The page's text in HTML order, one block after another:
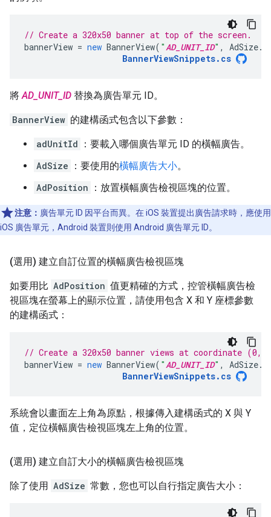
// Create a 320x50 banner at top of the screen.
bannerView = new BannerView( "AD_UNIT_ID" , AdSize.
BannerViewSnippets. cs
將AD_UNIT_ID 替換為廣告單元 ID。
BannerView 的建構函式包含以下參數：
adUnitId
：要載入哪個廣告單元 ID 的橫幅廣告。
AdSize
：要使用的橫幅廣告大小。
AdPosition
：放置橫幅廣告檢視區塊的位置。
注意： 廣告單元 ID 因平台而異。在 iOS 裝置提出廣告請求時，應使用
iOS 廣告單元，Android 裝置則使用 Android 廣告單元 ID。
(選用) 建立自訂位置的橫幅廣告檢視區塊
如要用比 AdPosition 值更精確的方式，控管橫幅廣告檢
視區塊在螢幕上的顯示位置，請使用包含 X 和 Y 座標參數
的建構函式：
// Create a 320x50 banner views at coordinate
bannerView = new BannerView( "AD_UNIT_ID" , AdSize.
BannerViewSnippets. cs
系統會以畫面左上角為原點，根據傳入建構函式的 X 與 Y
值，定位橫幅廣告檢視區塊左上角的位置。
(選用) 建立自訂大小的橫幅廣告檢視區塊
除了使用 AdSize 常數，您也可以自行指定廣告大小：